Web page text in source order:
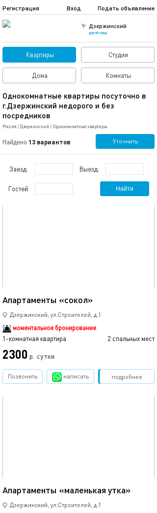
Дзержинский
другой город
Подать объявление
Регистрация Вход
Квартиры Студии
Дома Комнаты
Однокомнатные квартиры посуточно в
г.Дзержинский недорого и без
посредников
Россия / Дзержинский / Однокомнатные квартиры
Найдено 13 вариантов Уточнить
Заезд: Выезд:
Гостей: Найти
Апартаменты «сокол»
Дзержинский, ул.Строителей, д.1
моментальное бронирование
1-комнатная квартира
2 спальных мест
2300 р. сутки
подробнее
Позвонить написать Забронировать
Апартаменты «маленькая утка»
Дзержинский, ул.Строителей, д.1